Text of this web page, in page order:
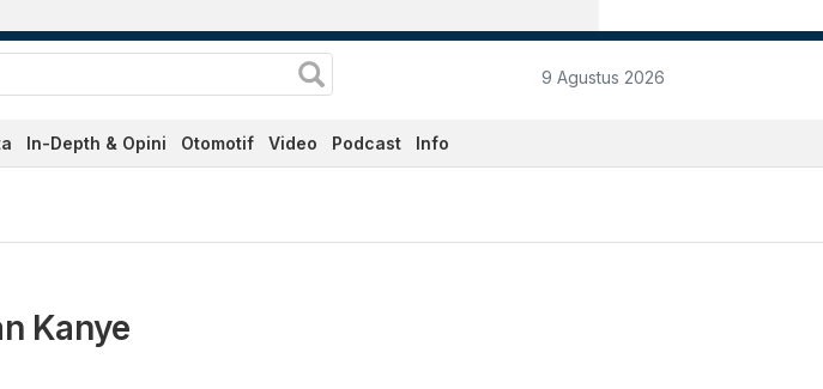
9 Agustus 2026
In-Depth & Opini Otomotif Video Podcast Info
Kanye